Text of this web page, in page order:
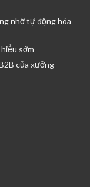
nhờ tự động hóa
sớm
của xưởng